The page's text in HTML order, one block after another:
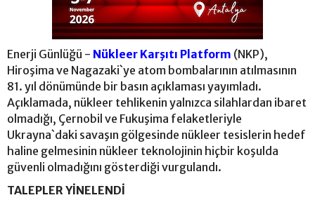
Enerji Günlüğü - Nükleer Karşıtı Platform (NKP),
Hiroşima ve Nagazaki`ye atom bombalarının atılmasının
81. yıl dönümünde bir basın açıklaması yayımladı.
Açıklamada, nükleer tehlikenin yalnızca silahlardan ibaret
olmadığı, Çernobil ve Fukuşima felaketleriyle
Ukrayna`daki savaşın gölgesinde nükleer tesislerin hedef
haline gelmesinin nükleer teknolojinin hiçbir koşulda
güvenli olmadığını gösterdiği vurgulandı.
TALEPLER YİNELENDİ